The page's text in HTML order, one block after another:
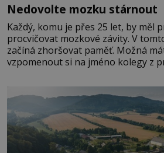
Nedovolte mozku stárnout
Každý, komu je přes 25 let, by měl
procvičovat mozkové závity. V
začíná zhoršovat paměť. Možná
vzpomenout si na jméno kolegy z
Je to opravdu tak, s věkem jako
rozhodla stávkovat. Cvičte